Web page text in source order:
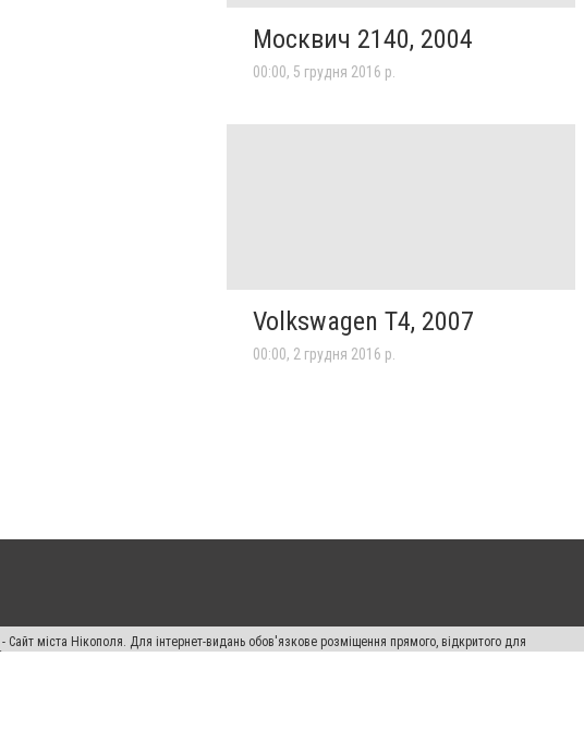
Москвич 2140, 2004
00:00, 5 грудня 2016 р.
Volkswagen T4, 2007
00:00, 2 грудня 2016 р.
міста Нікополя. Для інтернет-видань обов'язкове розміщення прямого, відкритого для